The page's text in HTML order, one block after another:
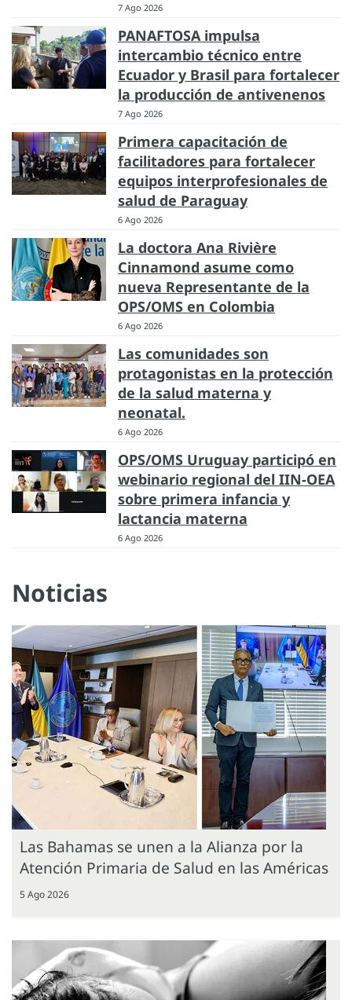
7 Ago 2026
PANAFTOSA impulsa
intercambio técnico entre
Ecuador y Brasil para fortalecer
la producción de antivenenos
7 Ago 2026
Primera capacitación de
facilitadores para fortalecer
equipos interprofesionales de
salud de Paraguay
6 Ago 2026
La doctora Ana Rivière
Cinnamond asume como
nueva Representante de la
OPS/OMS en Colombia
6 Ago 2026
Las comunidades son
protagonistas en la protección
de la salud materna y
neonatal.
6 Ago 2026
OPS/OMS Uruguay participó en
webinario regional del IIN-OEA
sobre primera infancia y
lactancia materna
6 Ago 2026
Noticias
Las Bahamas se unen a la Alianza por la
Atención Primaria de Salud en las Américas
5 Ago 2026